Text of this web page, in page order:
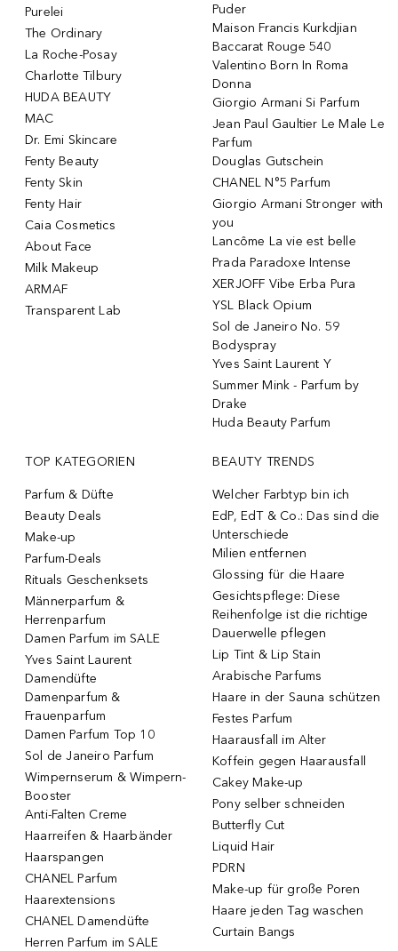
Purelei
The Ordinary
La Roche-Posay
Charlotte Tilbury
HUDA BEAUTY
MAC
Dr. Emi Skincare
Fenty Beauty
Fenty Skin
Fenty Hair
Caia Cosmetics
About Face
Milk Makeup
ARMAF
Transparent Lab
Puder
Maison Francis Kurkdjian
Baccarat Rouge 540
Valentino Born In Roma
Donna
Giorgio Armani Si Parfum
Jean Paul Gaultier Le Male Le
Parfum
Douglas Gutschein
CHANEL N°5 Parfum
Giorgio Armani Stronger with
you
Lancôme La vie est belle
Prada Paradoxe Intense
XERJOFF Vibe Erba Pura
YSL Black Opium
Sol de Janeiro No. 59
Bodyspray
Yves Saint Laurent Y
Summer Mink - Parfum by
Drake
Huda Beauty Parfum
TOP KATEGORIEN
Parfum & Düfte
Beauty Deals
Make-up
Parfum-Deals
Rituals Geschenksets
Männerparfum &
Herrenparfum
Damen Parfum im SALE
Yves Saint Laurent
Damendüfte
Damenparfum &
Frauenparfum
Damen Parfum Top 10
Sol de Janeiro Parfum
Wimpernserum & Wimpern-
Booster
Anti-Falten Creme
Haarreifen & Haarbänder
Haarspangen
CHANEL Parfum
Haarextensions
CHANEL Damendüfte
Herren Parfum im SALE
BEAUTY TRENDS
Welcher Farbtyp bin ich
EdP, EdT & Co.: Das sind die
Unterschiede
Milien entfernen
Glossing für die Haare
Gesichtspflege: Diese
Reihenfolge ist die richtige
Dauerwelle pflegen
Lip Tint & Lip Stain
Arabische Parfums
Haare in der Sauna schützen
Festes Parfum
Haarausfall im Alter
Koffein gegen Haarausfall
Cakey Make-up
Pony selber schneiden
Butterfly Cut
Liquid Hair
PDRN
Make-up für große Poren
Haare jeden Tag waschen
Curtain Bangs